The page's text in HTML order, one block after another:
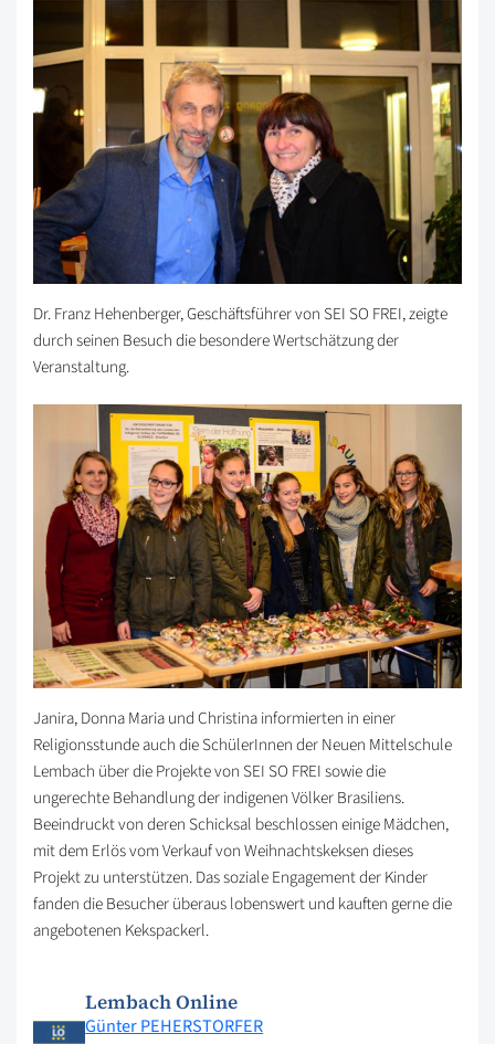
Dr. Franz Hehenberger, Geschäftsführer von SEI SO FREI, zeigte
durch seinen Besuch die besondere Wertschätzung der
Veranstaltung.
Janira, Donna Maria und Christina informierten in einer
Religionsstunde auch die SchülerInnen der Neuen Mittelschule
Lembach über die Projekte von SEI SO FREI sowie die
ungerechte Behandlung der indigenen Völker Brasiliens.
Beeindruckt von deren Schicksal beschlossen einige Mädchen,
mit dem Erlös vom Verkauf von Weihnachtskeksen dieses
Projekt zu unterstützen. Das soziale Engagement der Kinder
fanden die Besucher überaus lobenswert und kauften gerne die
angebotenen Kekspackerl.
Lembach Online
Günter PEHERSTORFER